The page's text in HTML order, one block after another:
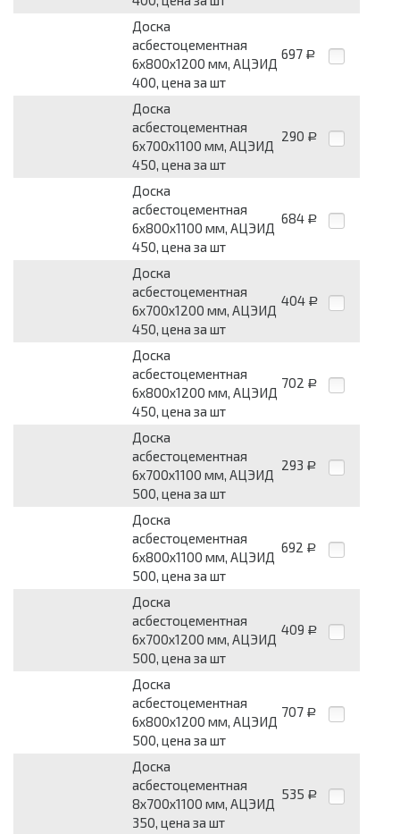
Доска
асбестоцементная
6x800x1200 мм, АЦЭИД
400, цена за шт
697 Р
Доска
асбестоцементная
6x700x1100 мм, АЦЭИД
450, цена за шт
290 Р
Доска
асбестоцементная
6x800x1100 мм, АЦЭИД
450, цена за шт
684 Р
Доска
асбестоцементная
6x700x1200 мм, АЦЭИД
450, цена за шт
404 Р
Доска
асбестоцементная
6x800x1200 мм, АЦЭИД
450, цена за шт
702 Р
Доска
асбестоцементная
6x700x1100 мм, АЦЭИД
500, цена за шт
293 Р
Доска
асбестоцементная
6x800x1100 мм, АЦЭИД
500, цена за шт
692 Р
Доска
асбестоцементная
6x700x1200 мм, АЦЭИД
500, цена за шт
409 Р
Доска
асбестоцементная
6x800x1200 мм, АЦЭИД
500, цена за шт
707 Р
Доска
асбестоцементная
8x700x1100 мм, АЦЭИД
350, цена за шт
535 Р